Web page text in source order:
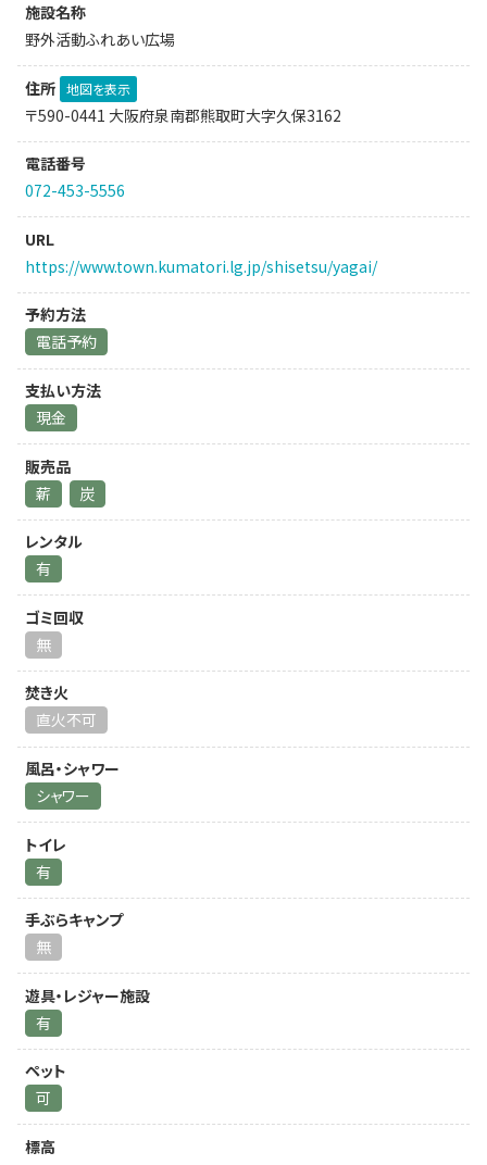
施設名称
野外活動ふれあい広場
住所 地図を表示
〒590-0441 大阪府泉南郡熊取町大字久保3162
電話番号
072-453-5556
URL
https://www.town.kumatori.lg.jp/shisetsu/yagai/
予約方法
電話予約
支払い方法
現金
販売品
薪
炭
レンタル
有
ゴミ回収
無
焚き火
直火不可
風呂・シャワー
シャワー
トイレ
有
手ぶらキャンプ
無
遊具・レジャー施設
有
ペット
可
標高